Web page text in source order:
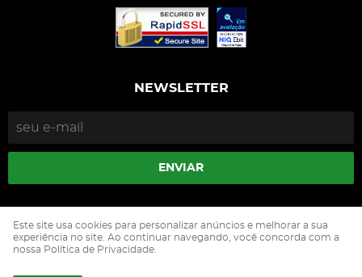
NEWSLETTER
ENVIAR
CNPJ: 05.500.229/0002-90
Este site usa cookies para personalizar anúncios e melhorar a sua
experiência no site. Ao continuar navegando, você concorda com a
nossa Política de Privacidade.